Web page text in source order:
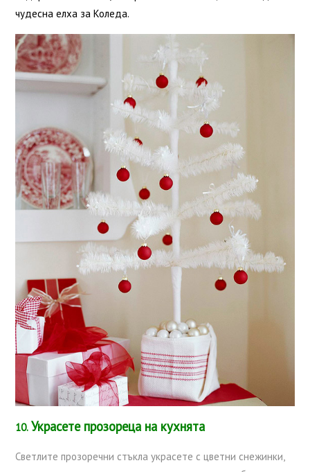
чудесна елха за Коледа.
10. Украсете прозореца на кухнята
Светлите прозоречни стъкла украсете с цветни снежинки,